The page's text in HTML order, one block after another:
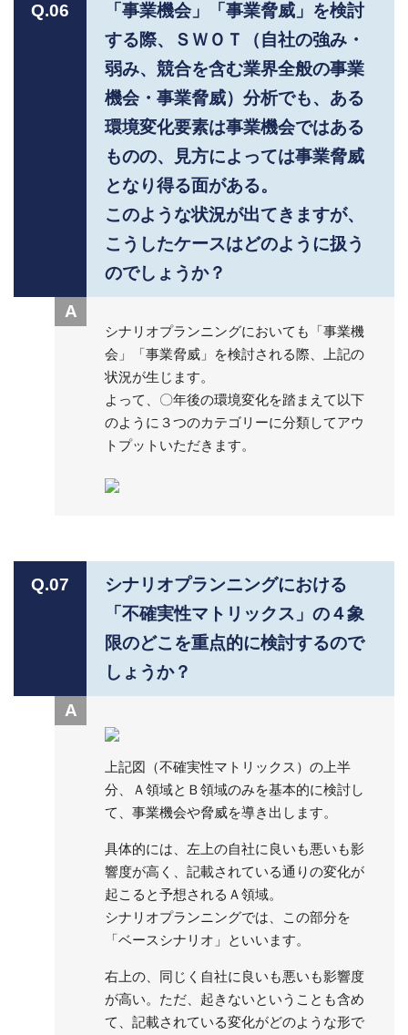
Q.06
「事業機会」「事業脅威」を検討
する際、ＳＷＯＴ（自社の強み・
弱み、競合を含む業界全般の事業
機会・事業脅威）分析でも、ある
環境変化要素は事業機会ではある
ものの、見方によっては事業脅威
となり得る面がある。
このような状況が出てきますが、
こうしたケースはどのように扱う
のでしょうか？
A
シナリオプランニングにおいても「事業機
会」「事業脅威」を検討される際、上記の
状況が生じます。
よって、〇年後の環境変化を踏まえて以下
のように３つのカテゴリーに分類してアウ
トプットいただきます。
Q.07
シナリオプランニングにおける
「不確実性マトリックス」の４象
限のどこを重点的に検討するので
しょうか？
A
上記図（不確実性マトリックス）の上半
分、Ａ領域とＢ領域のみを基本的に検討し
て、事業機会や脅威を導き出します。
具体的には、左上の自社に良いも悪いも影
響度が高く、記載されている通りの変化が
起こると予想されるＡ領域。
シナリオプランニングでは、この部分を
「ベースシナリオ」といいます。
右上の、同じく自社に良いも悪いも影響度
が高い。ただ、起きないということも含め
て、記載されている変化がどのような形で